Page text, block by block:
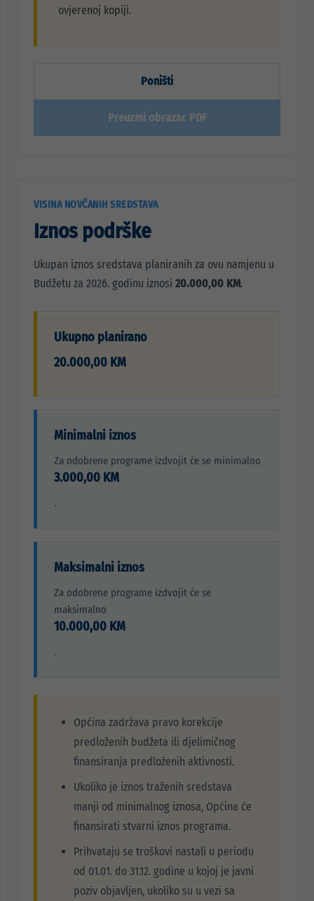
ovjerenoj kopiji.
Poništi
Preuzmi obrazac PDF
VISINA NOVČANIH SREDSTAVA
Iznos podrške
Ukupan iznos sredstava planiranih za ovu namjenu u
Budžetu za 2026. godinu iznosi 20.000,00 KM.
Ukupno planirano
20.000,00 KM
Minimalni iznos
Za odobrene programe izdvojit će se minimalno
3.000,00 KM
.
Maksimalni iznos
Za odobrene programe izdvojit će se
maksimalno
10.000,00 KM
.
Općina zadržava pravo korekcije
predloženih budžeta ili djelimičnog
finansiranja predloženih aktivnosti.
Ukoliko je iznos traženih sredstava
manji od minimalnog iznosa, Općina će
finansirati stvarni iznos programa.
Prihvataju se troškovi nastali u periodu
od 01.01. do 31.12. godine u kojoj je javni
poziv objavljen, ukoliko su u vezi sa